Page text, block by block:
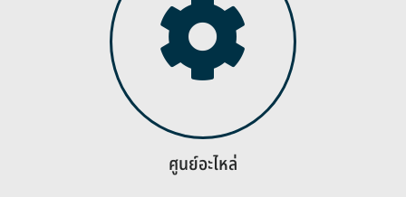
ศูนย์อะไหล่